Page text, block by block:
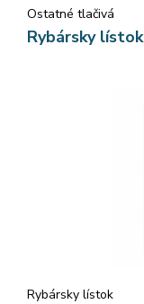
Ostatné tlačivá
Rybársky lístok
Rybársky lístok